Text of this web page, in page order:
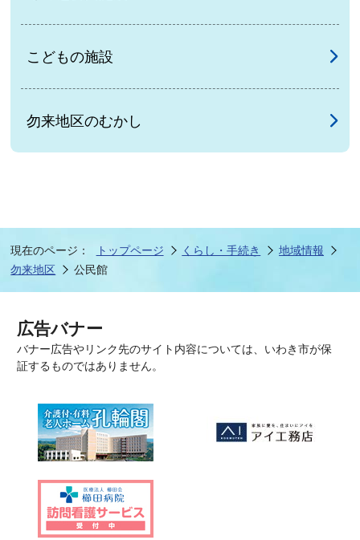
こどもの施設
勿来地区のむかし
現在のページ： トップページ くらし・手続き
地域情報
勿来地区
公民館
広告バナー
バナー広告やリンク先のサイト内容については、いわき市が保
証するものではありません。